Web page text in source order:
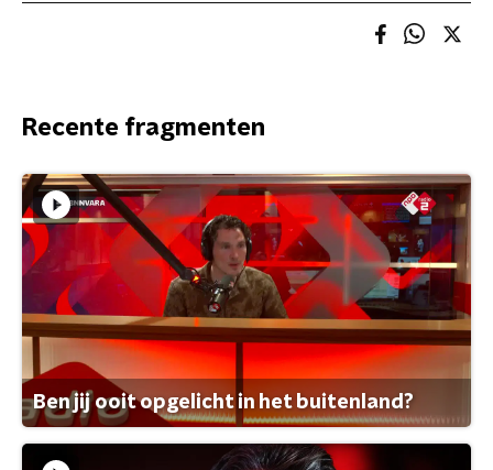
Recente fragmenten
Ben jij ooit opgelicht in het buitenland?